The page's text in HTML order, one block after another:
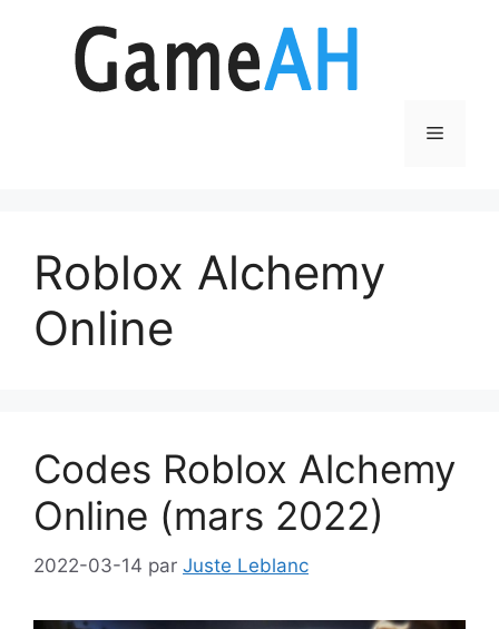
Menu
Roblox Alchemy
Online
Codes Roblox Alchemy
Online (mars 2022)
2022-03-14 par Juste Leblanc